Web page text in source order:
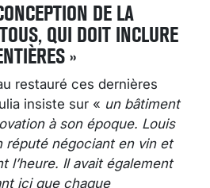
DE LA
QUI DOIT INCLURE
»
restauré ces dernières
insiste sur « un bâtiment
à son époque. Louis
réputé négociant en vin et
l’heure. Il avait également
ici que chaque